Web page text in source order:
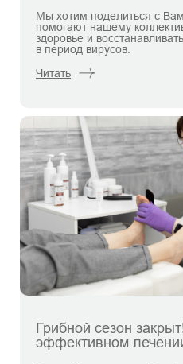
Мы хотим поделиться с
помогают нашему
здоровье и
в период вирусов.
Читать
Грибной сезон
эффективном